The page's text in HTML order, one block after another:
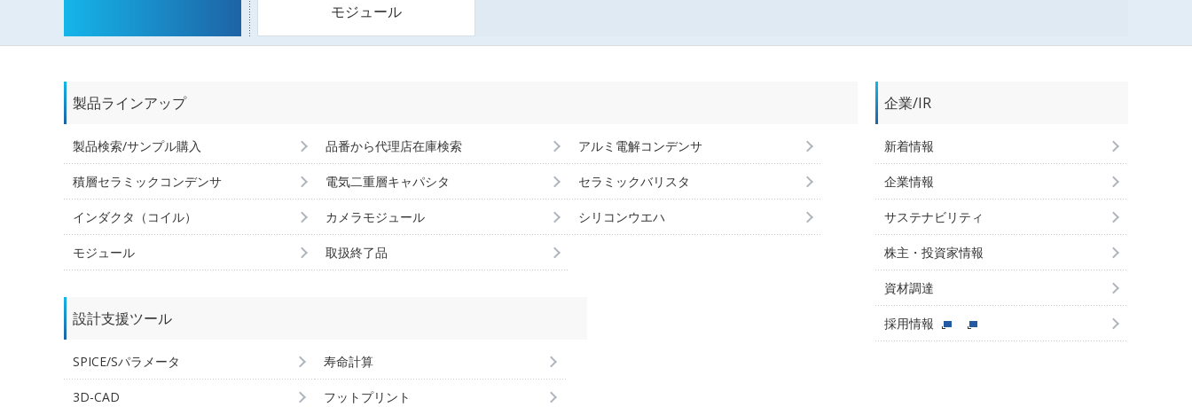
モジュール
製品ラインアップ
製品検索/サンプル購入 品番から代理店在庫検索 アルミ電解コンデンサ
積層セラミックコンデンサ 電気二重層キャパシタ セラミックバリスタ
インダクタ（コイル） カメラモジュール シリコンウエハ
モジュール 取扱終了品
設計支援ツール
SPICE/Sパラメータ 寿命計算
3D-CAD フットプリント
企業/IR
新着情報
企業情報
サステナビリティ
株主・投資家情報
資材調達
採用情報